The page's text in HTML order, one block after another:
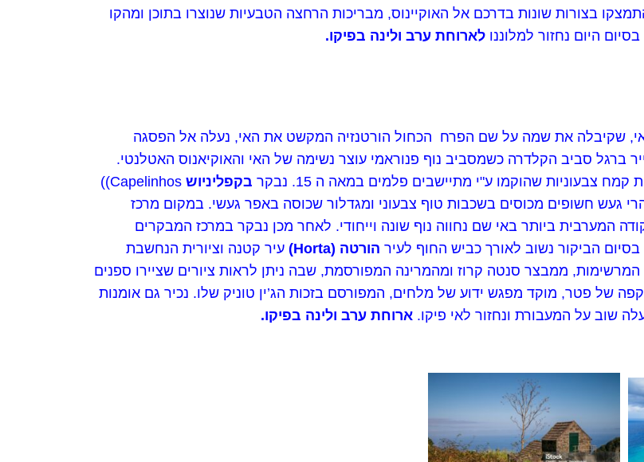
בצורות שונות בדרכם אל האוקיינוס, מבריכות הרחצה הטבעיות שנוצרו בתוכן ומהקו
היום נחזור למלוננו לארוחת ערב ולינה בפיקו.
שקיבלה את שמה על שם הפרח הכחול הורטנזיה המקשט את האי, נעלה אל הפסגה
נסייר ברגל סביב הקלדרה כשמסביב נוף פנוראמי עוצר נשימה של האי והאוקיאנוס האטלנטי.
בקפליניוש
Capelinhos))
געש חשופים מכוסים בשכבות טוף צבעוני ומגדלור שכוסה באפר געשי. במקום מרכז
המערבית ביותר באי שם נחווה נוף שונה וייחודי. לאחר מכן נבקר במרכז המבקרים
הביקור נשוב לאורך כביש החוף לעיר הורטה (Horta)
עיר קטנה וציורית הנחשבת
המרשימות, ממבצר סנטה קרוז ומהמרינה המפורסמת, שבה ניתן לראות ציורים שציירו ספנים
של פטר, מוקד מפגש ידוע של מלחים, המפורסם בזכות הג’ין טוניק שלו. נכיר גם אומנות
שוב על המעבורת ונחזור לאי פיקו. ארוחת ערב ולינה בפיקו.